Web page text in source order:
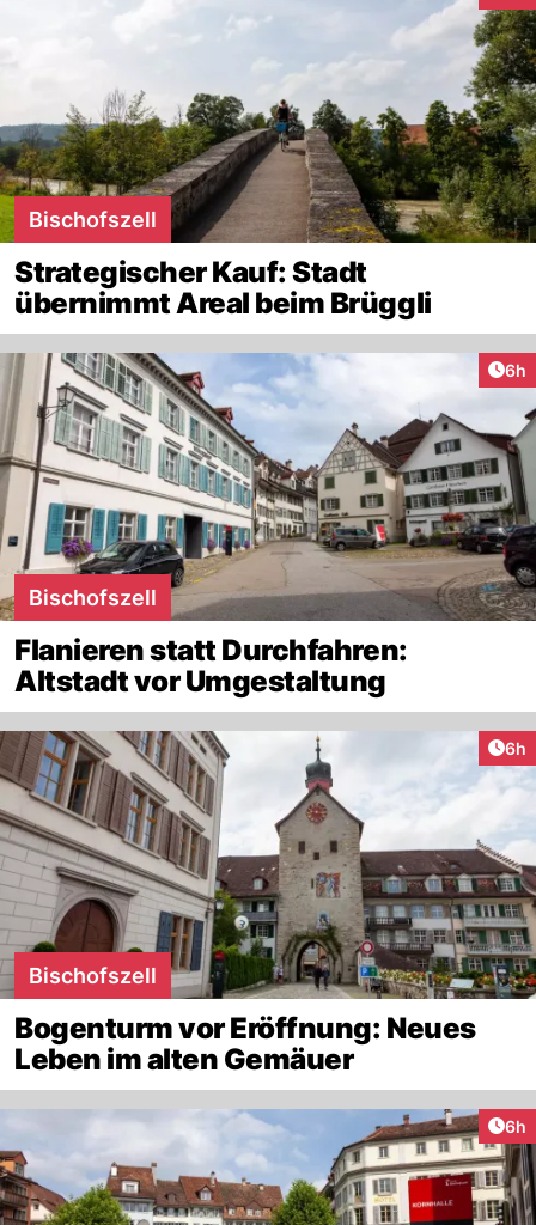
Bischofszell
Strategischer Kauf: Stadt
übernimmt Areal beim Brüggli
6h
Bischofszell
Flanieren statt Durchfahren:
Altstadt vor Umgestaltung
6h
Bischofszell
Bogenturm vor Eröffnung: Neues
Leben im alten Gemäuer
6h